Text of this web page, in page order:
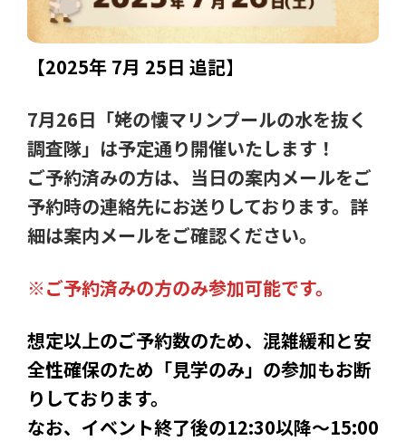
【2025年 7月 25日 追記】
7月26日「姥の懐マリンプールの水を抜く
調査隊」は予定通り開催いたします！
ご予約済みの方は、当日の案内メールをご
予約時の連絡先にお送りしております。詳
細は案内メールをご確認ください。
※ご予約済みの方のみ参加可能です。
想定以上のご予約数のため、混雑緩和と安
全性確保のため「見学のみ」の参加もお断
りしております。
なお、イベント終了後の12:30以降〜15:00